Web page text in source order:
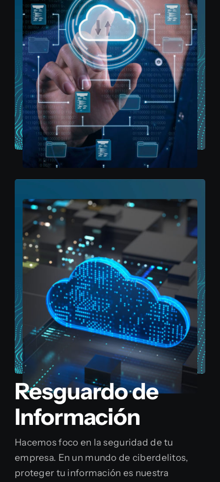
Resguardo de
Información
Hacemos foco en la seguridad de tu
empresa. En un mundo de ciberdelitos,
proteger tu información es nuestra